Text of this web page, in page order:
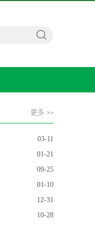
更多 >>
03-11
01-21
09-25
01-10
12-31
10-28